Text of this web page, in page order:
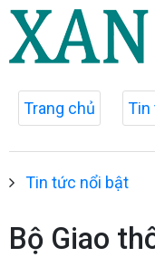
Trang chủ Tin
Tin tức nổi bật
Bộ Giao